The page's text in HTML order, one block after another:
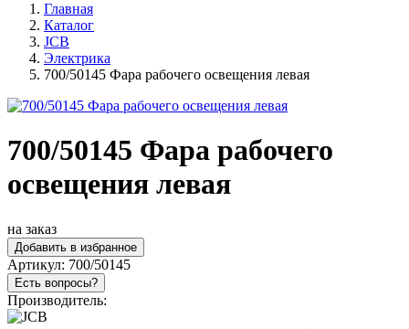
Главная
Каталог
JCB
Электрика
700/50145 Фара рабочего освещения левая
700/50145 Фара рабочего
освещения левая
на заказ
Добавить в избранное
Артикул: 700/50145
Есть вопросы?
Производитель: